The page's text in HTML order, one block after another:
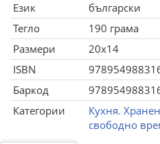
Език
български
Тегло
190 грама
Размери
20x14
ISBN
Баркод
Категории
Кухня.
свободно